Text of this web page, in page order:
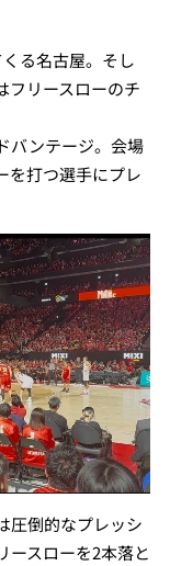
る名古屋。そし
フリースローのチ
バンテージ。会場
を打つ選手にプレ
圧倒的なプレッシ
ースローを2本落と